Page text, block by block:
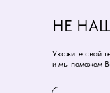
НЕ
Укажите свой
и мы поможем